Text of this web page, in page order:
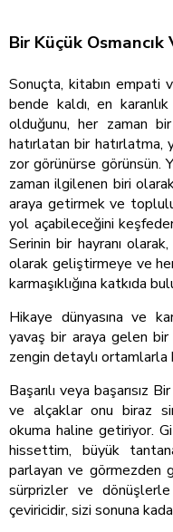
Bir Küçük Osmancık
Sonuçta, kitabın empati
bende kaldı, en
olduğunu, her zaman
hatırlatan bir
zor görünürse görünsün.
zaman ilgilenen biri
araya getirmek ve
yol açabileceğini
Serinin bir hayranı
olarak geliştirmeye ve
karmaşıklığına katkıda
Hikaye dünyasına ve
yavaş bir araya gelen bir
zengin detaylı
Başarılı veya başarısız
ve alçaklar onu biraz
okuma haline getiriyor.
hissettim, büyük
parlayan ve görmezden
sürprizler ve
çeviricidir, sizi sonuna